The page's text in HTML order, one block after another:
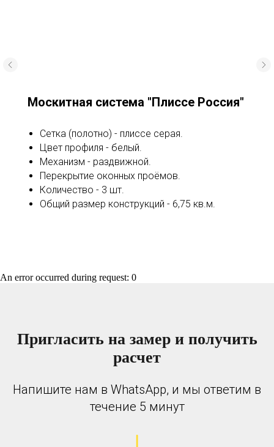
Москитная система "Плиссе Россия"
Сетка (полотно) - плиссе серая.
Цвет профиля - белый.
Механизм - раздвижной.
Перекрытие оконных проёмов.
Количество - 3 шт.
Общий размер конструкций - 6,75 кв.м.
An error occurred during request: 0
Пригласить на замер и получить
расчет
Напишите нам в WhatsApp, и мы ответим в
течение 5 минут